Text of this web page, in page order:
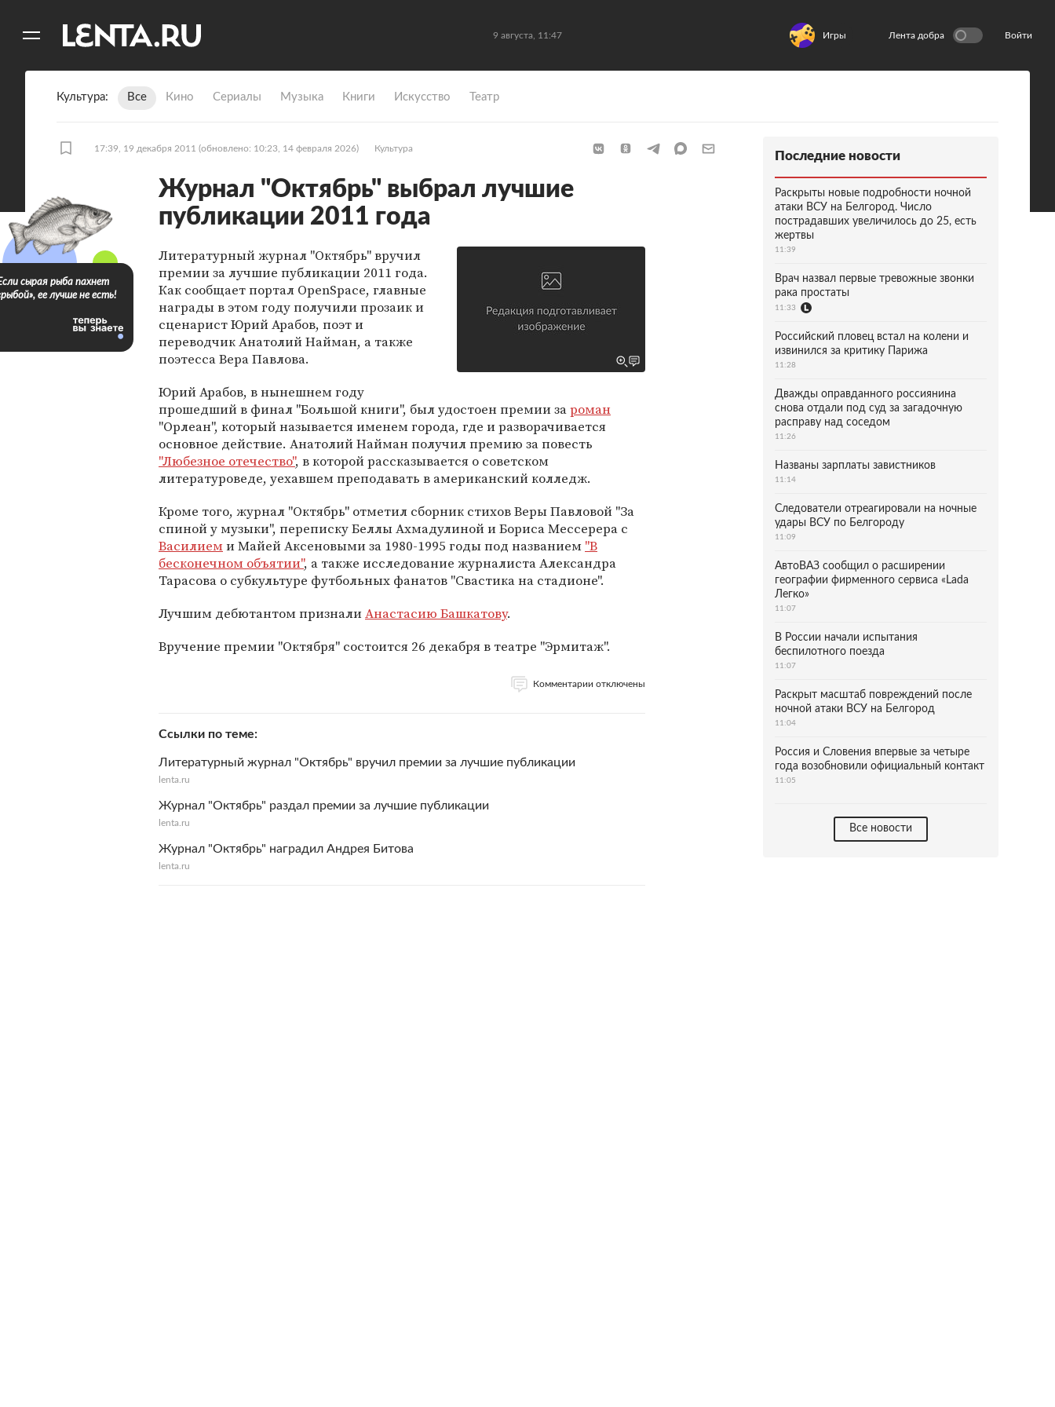
9 августа, 11:47 Игры Лента добра Войти
Культура Все Кино Сериалы Музыка Книги Искусство Театр
17:39, 19 декабря 2011 (обновлено: 10:23, 14 февраля 2026) Культура
Журнал "Октябрь" выбрал лучшие
публикации 2011 года
Литературный журнал "Октябрь" вручил
премии за лучшие публикации 2011 года.
Как сообщает портал OpenSpaсe, главные
награды в этом году получили прозаик и
сценарист Юрий Арабов, поэт и
переводчик Анатолий Найман, а также
поэтесса Вера Павлова.
Юрий Арабов, в нынешнем году
прошедший в финал "Большой книги", был удостоен премии зароман
"Орлеан", который называется именем города, где и разворачивается
основное действие. Анатолий Найман получил премию за повесть
"Любезное отечество", в которой рассказывается о советском
литературоведе, уехавшем преподавать в американский колледж.
Кроме того, журнал "Октябрь" отметил сборник стихов Веры Павловой "За
спиной у музыки", переписку Беллы Ахмадулиной и Бориса Мессерера с
Василиеми Майей Аксеновыми за 1980-1995 годы под названием "В
бесконечном объятии", а также исследование журналиста Александра
Тарасова о субкультуре футбольных фанатов "Свастика на стадионе".
Лучшим дебютантом призналиАнастасию Башкатову.
Вручение премии "Октября" состоится 26 декабря в театре "Эрмитаж".
Комментарии отключены
Ссылки по теме
Литературный журнал "Октябрь" вручил премии за лучшие публикации
lenta.ru
Журнал "Октябрь" раздал премии за лучшие публикации
lenta.ru
Журнал "Октябрь" наградил Андрея Битова
lenta.ru
сырая рыба пахнет
ее лучше не есть!
Последние новости
Раскрыты новые подробности ночной
атаки ВСУ на Белгород. Число
пострадавших увеличилось до 25, есть
жертвы
11:39
Врач назвал первые тревожные звонки
рака простаты
11:33
Российский пловец встал на колени и
извинился за критику Парижа
11:28
Дважды оправданного россиянина
снова отдали под суд за загадочную
расправу над соседом
11:26
Названы зарплаты завистников
11:14
Следователи отреагировали на ночные
удары ВСУ по Белгороду
11:09
АвтоВАЗ сообщил о расширении
географии фирменного сервиса «Lada
Легко»
11:07
В России начали испытания
беспилотного поезда
11:07
Раскрыт масштаб повреждений после
ночной атаки ВСУ на Белгород
11:04
Россия и Словения впервые за четыре
года возобновили официальный контакт
11:05
Все новости